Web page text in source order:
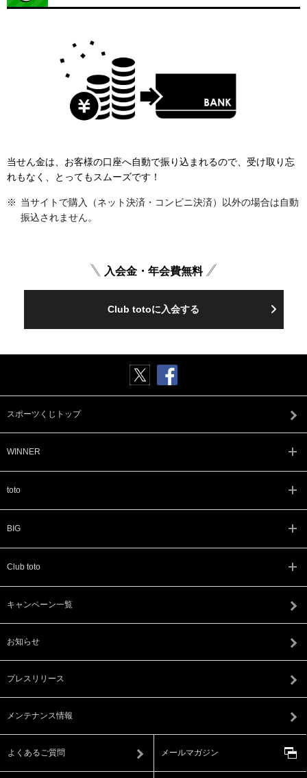
当せん金は、お客様の口座へ自動で振り込まれるので、受け取り忘
れもなく、とってもスムーズです！
当サイトで購入（ネット決済・コンビニ決済）以外の場合は自動
振込されません。
入会金・年会費無料
Club totoに入会する
スポーツくじトップ
WINNER
toto
BIG
Club toto
キャンペーン一覧
お知らせ
プレスリリース
メンテナンス情報
よくあるご質問 メールマガジン